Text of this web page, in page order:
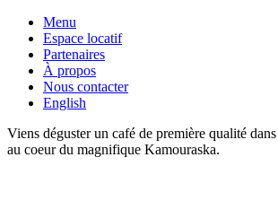
Menu
Espace locatif
Partenaires
À propos
Nous contacter
English
Viens déguster un café de première qualité
au coeur du magnifique Kamouraska.